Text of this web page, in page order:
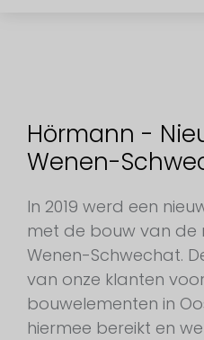
Hörmann -
Wenen-
In 2019 werd een
met de bouw van de
Wenen-Schwechat.
van onze klanten
bouwelementen in
hiermee bereikt en